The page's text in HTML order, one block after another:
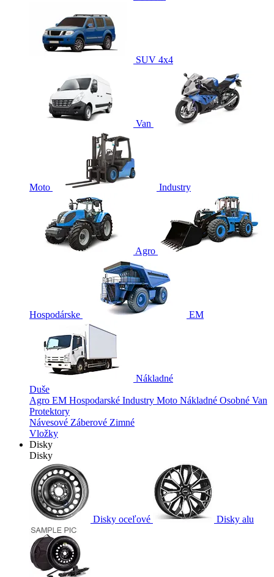
SUV 4x4
Van
Moto Industry
Agro
Hospodárske EM
Nákladné
Duše
Agro EM Hospodarské Industry Moto Nákladné Osobné Van
Protektory
Návesové Záberové Zimné
Vložky
Disky
Disky
Disky oceľové Disky alu